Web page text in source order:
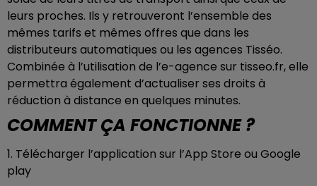
leurs proches. Ils y retrouveront l’ensemble des
mêmes tarifs et mêmes offres que dans les
distributeurs automatiques ou les agences Tisséo.
Combinée à l’utilisation de l’e-agence sur tisseo.fr, elle
permettra également d’actualiser ses droits à
réduction à distance en quelques minutes.
COMMENT ÇA FONCTIONNE ?
1. Télécharger l’application sur l’App Store ou Google
play